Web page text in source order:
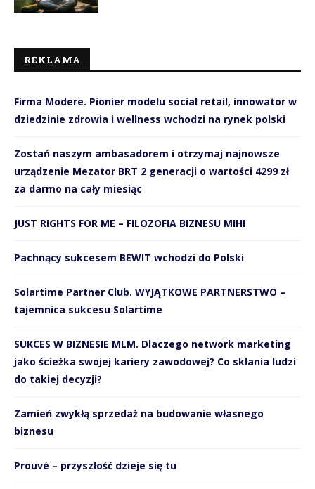
REKLAMA
Firma Modere. Pionier modelu social retail, innowator w
dziedzinie zdrowia i wellness wchodzi na rynek polski
Zostań naszym ambasadorem i otrzymaj najnowsze
urządzenie Mezator BRT 2 generacji o wartości 4299 zł
za darmo na cały miesiąc
JUST RIGHTS FOR ME – FILOZOFIA BIZNESU MIHI
Pachnący sukcesem BEWIT wchodzi do Polski
Solartime Partner Club. WYJĄTKOWE PARTNERSTWO –
tajemnica sukcesu Solartime
SUKCES W BIZNESIE MLM. Dlaczego network marketing
jako ścieżka swojej kariery zawodowej? Co skłania ludzi
do takiej decyzji?
Zamień zwykłą sprzedaż na budowanie własnego
biznesu
Prouvé – przyszłość dzieje się tu